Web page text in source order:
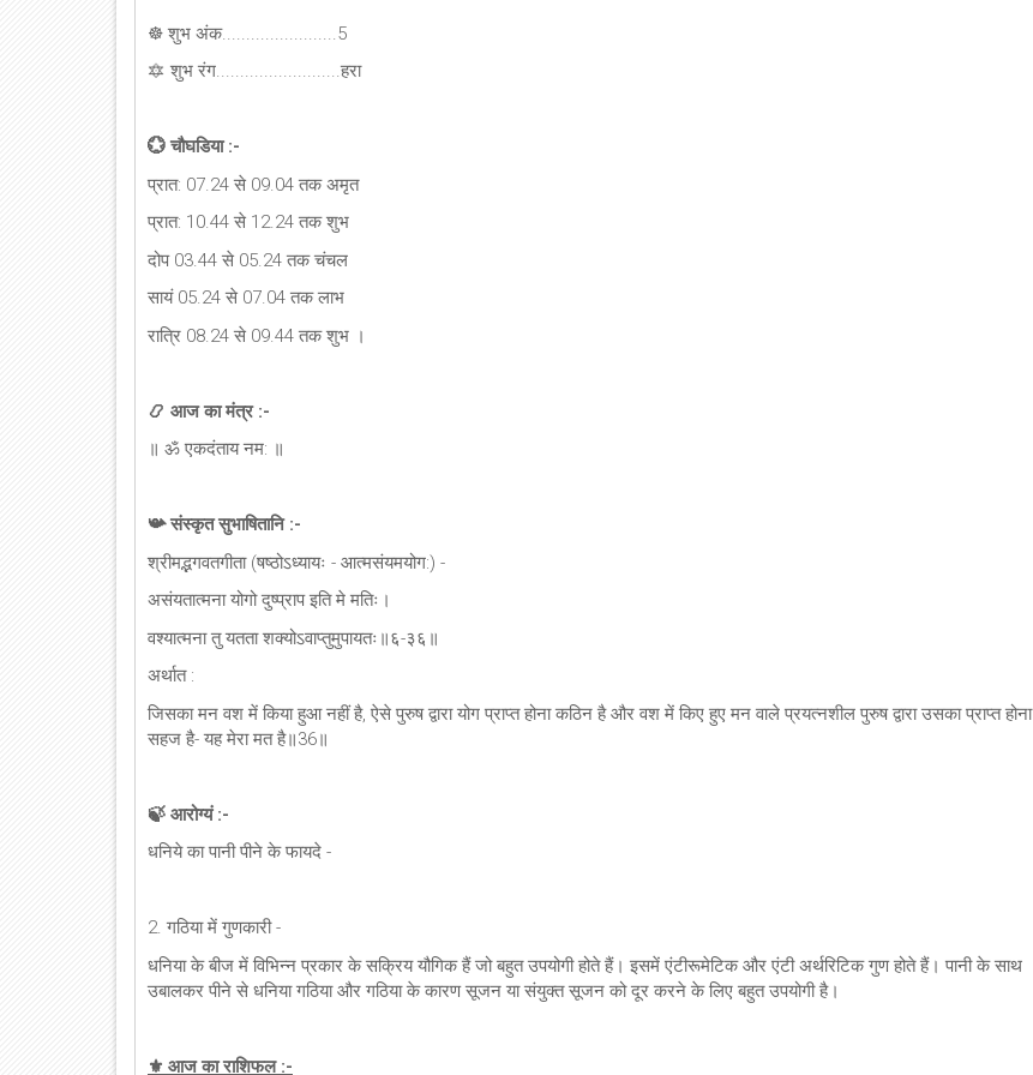
☸ शुभ अंक........................5
🔯 शुभ रंग..........................हरा
💮 चौघडिया :-
प्रात: 07.24 से 09.04 तक अमृत
प्रात: 10.44 से 12.24 तक शुभ
दोप 03.44 से 05.24 तक चंचल
सायं 05.24 से 07.04 तक लाभ
रात्रि 08.24 से 09.44 तक शुभ ।
📿 आज का मंत्र :-
॥ ॐ एकदंताय नम: ॥
📯 संस्कृत सुभाषितानि :-
श्रीमद्भगवतगीता (षष्ठोऽध्यायः - आत्मसंयमयोग:) -
असंयतात्मना योगो दुष्प्राप इति मे मतिः।
वश्यात्मना तु यतता शक्योऽवाप्तुमुपायतः॥६-३६॥
अर्थात :
जिसका मन वश में किया हुआ नहीं है, ऐसे पुरुष द्वारा योग प्राप्त होना कठिन है और वश में किए हुए मन वाले प्रयत्नशील पुरुष द्वारा उसका प्राप्त होना
सहज है- यह मेरा मत है॥36॥
🍃 आरोग्यं :-
धनिये का पानी पीने के फायदे -
2. गठिया में गुणकारी -
धनिया के बीज में विभिन्न प्रकार के सक्रिय यौगिक हैं जो बहुत उपयोगी होते हैं। इसमें एंटीरूमेटिक और एंटी अर्थरिटिक गुण होते हैं। पानी के साथ
उबालकर पीने से धनिया गठिया और गठिया के कारण सूजन या संयुक्त सूजन को दूर करने के लिए बहुत उपयोगी है।
⚜ आज का राशिफल :-